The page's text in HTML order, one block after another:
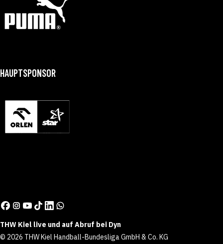
HAUPTSPONSOR
THW Kiel live und auf Abruf bei Dyn
© 2026 THW Kiel Handball-Bundesliga GmbH & Co. KG